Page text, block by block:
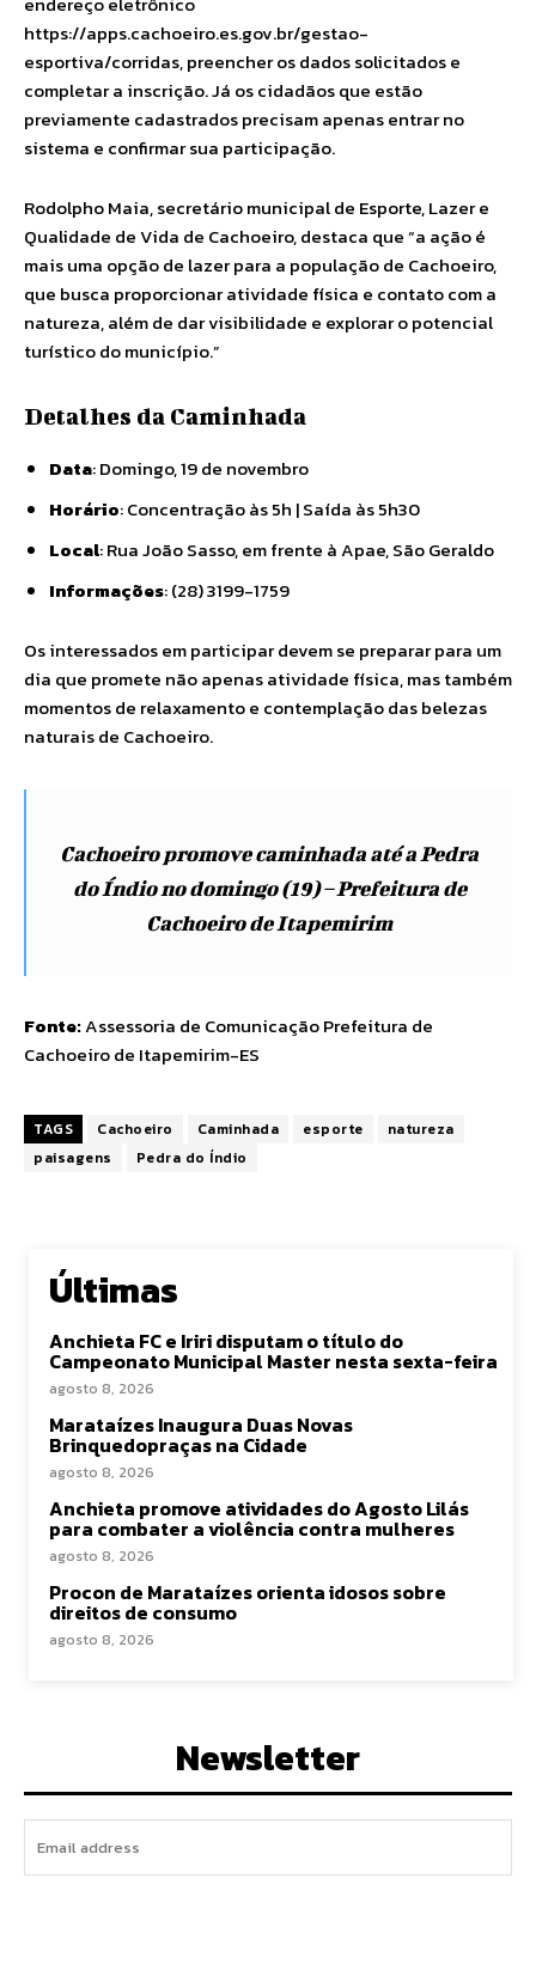
https://apps.cachoeiro.es.gov.br/gestao-
esportiva/corridas, preencher os dados solicitados e
completar a inscrição. Já os cidadãos que estão
previamente cadastrados precisam apenas entrar no
sistema e confirmar sua participação.
Rodolpho Maia, secretário municipal de Esporte, Lazer e
Qualidade de Vida de Cachoeiro, destaca que “a ação é
mais uma opção de lazer para a população de Cachoeiro,
que busca proporcionar atividade física e contato com a
natureza, além de dar visibilidade e explorar o potencial
turístico do município.”
Detalhes da Caminhada
Data: Domingo, 19 de novembro
Horário: Concentração às 5h | Saída às 5h30
Local: Rua João Sasso, em frente à Apae, São Geraldo
Informações: (28) 3199-1759
Os interessados em participar devem se preparar para um
dia que promete não apenas atividade física, mas também
momentos de relaxamento e contemplação das belezas
naturais de Cachoeiro.
Cachoeiro promove caminhada até a Pedra
do Índio no domingo (19) – Prefeitura de
Cachoeiro de Itapemirim
Fonte:Assessoria de Comunicação Prefeitura de
Cachoeiro de Itapemirim-ES
TAGS Cachoeiro Caminhada esporte
natureza
paisagens
Pedra do Índio
Últimas
Anchieta FC e Iriri disputam o título do
Campeonato Municipal Master nesta sexta-feira
agosto 8, 2026
Marataízes Inaugura Duas Novas
Brinquedopraças na Cidade
agosto 8, 2026
Anchieta promove atividades do Agosto Lilás
para combater a violência contra mulheres
agosto 8, 2026
Procon de Marataízes orienta idosos sobre
direitos de consumo
agosto 8, 2026
Newsletter